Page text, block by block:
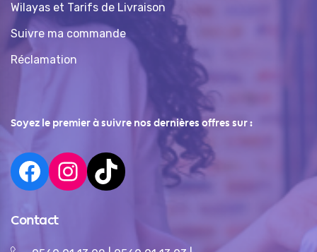
Wilayas et Tarifs de Livraison
Suivre ma commande
Réclamation
Soyez le premier à suivre nos dernières offres sur :
Contact